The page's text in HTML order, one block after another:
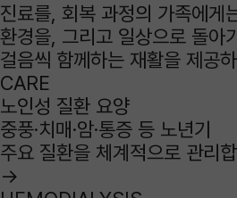
진료를, 회복 과정의 가족에게
환경을, 그리고 일상으로 돌아
걸음씩 함께하는 재활을 제공
CARE
노인성 질환 요양
중풍·치매·암·통증 등 노년기
주요 질환을 체계적으로 관리
→